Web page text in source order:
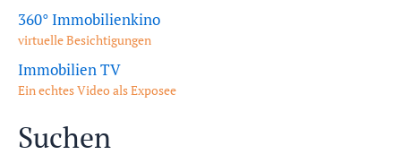
360° Immobilienkino
virtuelle Besichtigungen
Immobilien TV
Ein echtes Video als Exposee
Suchen